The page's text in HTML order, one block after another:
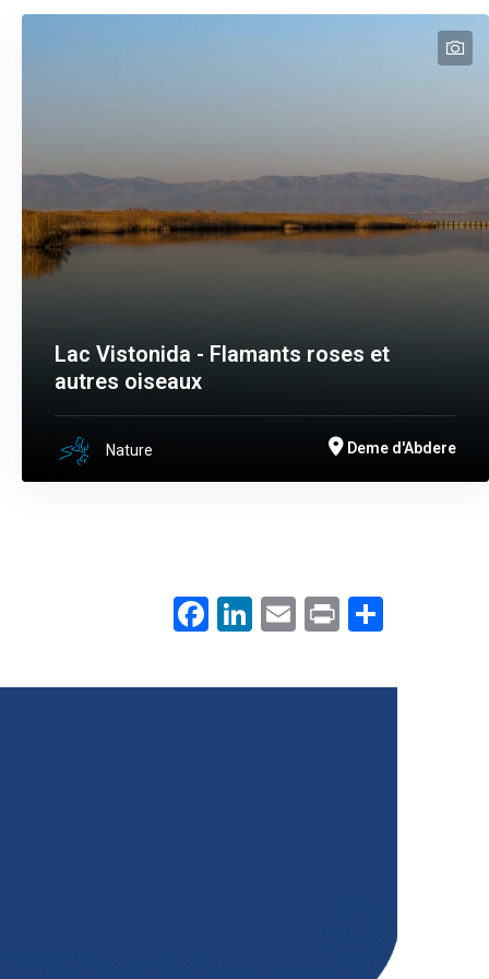
Lac Vistonida - Flamants roses et
autres oiseaux
Nature Deme d'Abdere
Facebook
LinkedIn
Email
Print